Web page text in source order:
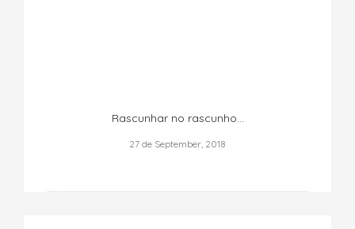
Rascunhar no rascunho…
27 de September, 2018